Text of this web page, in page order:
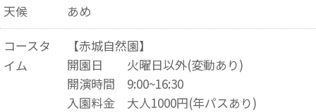
天候
あめ
コースタ
イム
【赤城自然園】
開園日 火曜日以外(変動あり)
開演時間 9:00~16:30
入園料金 大人1000円(年パスあり)